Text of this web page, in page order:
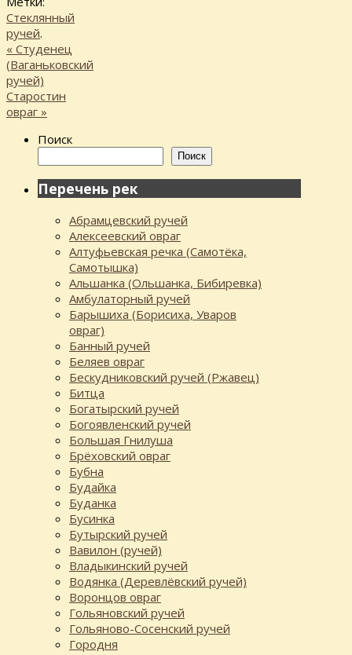
Стеклянный
ручей.
« Студенец
(Ваганьковский
ручей)
Старостин
овраг »
Поиск
Поиск
Перечень рек
Абрамцевский ручей
Алексеевский овраг
Алтуфьевская речка (Самотёка,
Самотышка)
Альшанка (Ольшанка, Бибиревка)
Амбулаторный ручей
Барышиха (Борисиха, Уваров
овраг)
Банный ручей
Беляев овраг
Бескудниковский ручей (Ржавец)
Битца
Богатырский ручей
Богоявленский ручей
Большая Гнилуша
Брёховский овраг
Бубна
Будайка
Буданка
Бусинка
Бутырский ручей
Вавилон (ручей)
Владыкинский ручей
Водянка (Деревлёвский ручей)
Воронцов овраг
Гольяновский ручей
Гольяново-Сосенский ручей
Городня